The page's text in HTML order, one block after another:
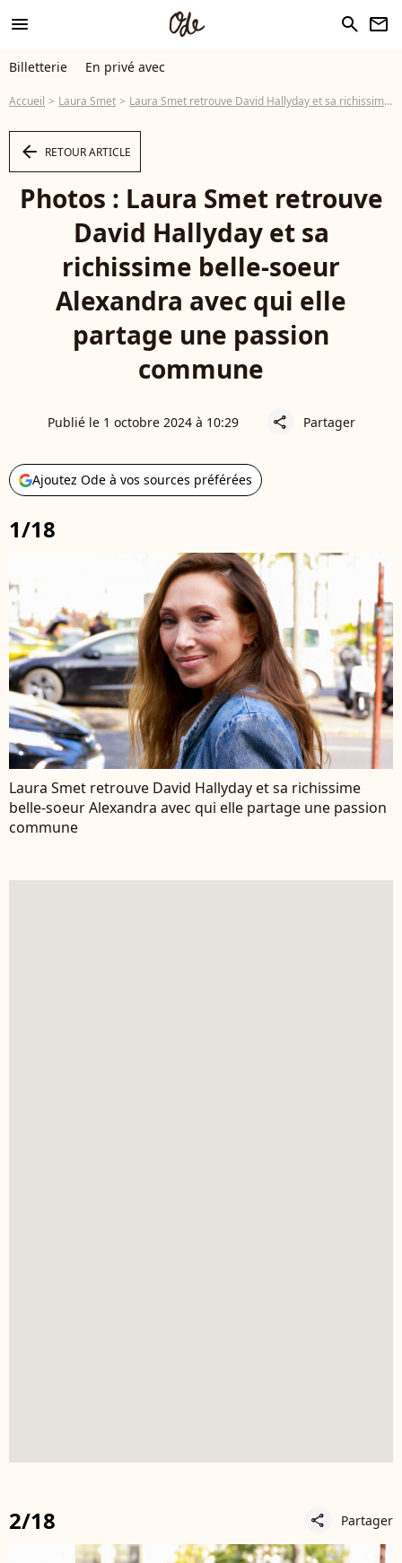
menu search newsletter
Billetterie En privé avec
Accueil Laura Smet Laura Smet retrouve David Hallyday et sa richissime belle-soeur Alexandra avec qui elle partage une passion commune
arrow_left RETOUR ARTICLE
Photos : Laura Smet retrouve
David Hallyday et sa
richissime belle-soeur
Alexandra avec qui elle
partage une passion
commune
Publié le 1 octobre 2024 à 10:29 share Partager
Ajoutez Ode à vos sources préférées
1/18
Laura Smet retrouve David Hallyday et sa richissime
belle-soeur Alexandra avec qui elle partage une passion
commune
2/18 share Partager